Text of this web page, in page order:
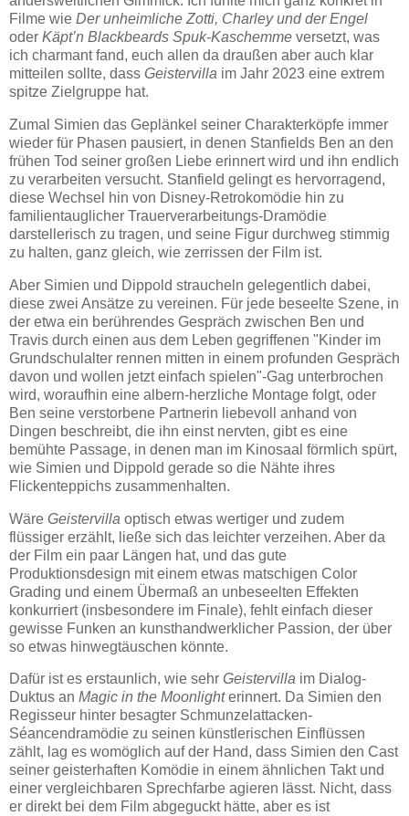
Filme wie Der unheimliche Zotti, Charley und der Engel
oder Käpt’n Blackbeards Spuk-Kaschemme versetzt, was
ich charmant fand, euch allen da draußen aber auch klar
mitteilen sollte, dass Geistervilla im Jahr 2023 eine extrem
spitze Zielgruppe hat.
Zumal Simien das Geplänkel seiner Charakterköpfe immer
wieder für Phasen pausiert, in denen Stanfields Ben an den
frühen Tod seiner großen Liebe erinnert wird und ihn endlich
zu verarbeiten versucht. Stanfield gelingt es hervorragend,
diese Wechsel hin von Disney-Retrokomödie hin zu
familientauglicher Trauerverarbeitungs-Dramödie
darstellerisch zu tragen, und seine Figur durchweg stimmig
zu halten, ganz gleich, wie zerrissen der Film ist.
Aber Simien und Dippold straucheln gelegentlich dabei,
diese zwei Ansätze zu vereinen. Für jede beseelte Szene, in
der etwa ein berührendes Gespräch zwischen Ben und
Travis durch einen aus dem Leben gegriffenen "Kinder im
Grundschulalter rennen mitten in einem profunden Gespräch
davon und wollen jetzt einfach spielen"-Gag unterbrochen
wird, woraufhin eine albern-herzliche Montage folgt, oder
Ben seine verstorbene Partnerin liebevoll anhand von
Dingen beschreibt, die ihn einst nervten, gibt es eine
bemühte Passage, in denen man im Kinosaal förmlich spürt,
wie Simien und Dippold gerade so die Nähte ihres
Flickenteppichs zusammenhalten.
Wäre Geistervilla optisch etwas wertiger und zudem
flüssiger erzählt, ließe sich das leichter verzeihen. Aber da
der Film ein paar Längen hat, und das gute
Produktionsdesign mit einem etwas matschigen Color
Grading und einem Übermaß an unbeseelten Effekten
konkurriert (insbesondere im Finale), fehlt einfach dieser
gewisse Funken an kunsthandwerklicher Passion, der über
so etwas hinwegtäuschen könnte.
Dafür ist es erstaunlich, wie sehr Geistervilla im Dialog-
Duktus an Magic in the Moonlighterinnert. Da Simien den
Regisseur hinter besagter Schmunzelattacken-
Séancendramödie zu seinen künstlerischen Einflüssen
zählt, lag es womöglich auf der Hand, dass Simien den Cast
seiner geisterhaften Komödie in einem ähnlichen Takt und
einer vergleichbaren Sprechfarbe agieren lässt. Nicht, dass
er direkt bei dem Film abgeguckt hätte, aber es ist